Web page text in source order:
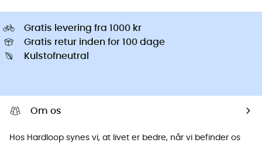
Gratis levering fra 1000 kr
Gratis retur inden for 100 dage
Kulstofneutral
Om os
Hos Hardloop synes vi, at livet er bedre, når vi befinder os